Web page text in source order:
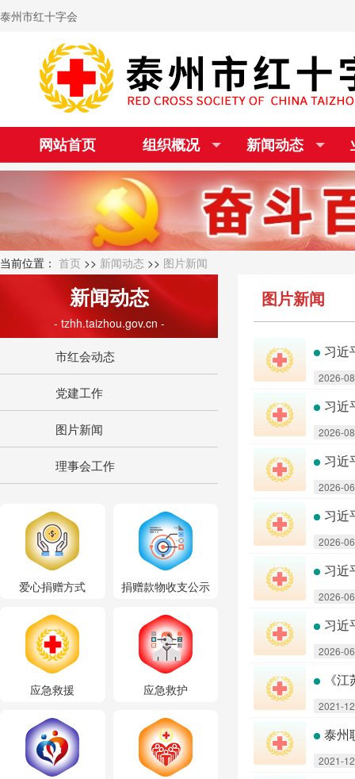
泰州市红十字会
网站首页 组织概况 新闻动态
当前位置： 首页 >> 新闻动态 >> 图片新闻
新闻动态
- tzhh.taizhou.gov.cn -
市红会动态
党建工作
图片新闻
理事会工作
爱心捐赠方式 捐赠款物收支公示
应急救援 应急救护
图片新闻
习近
2026-
习近
2026-
习近
2026-
习近
2026-
习近
2026-
习近
2026-
《
2021-
泰州
2021-